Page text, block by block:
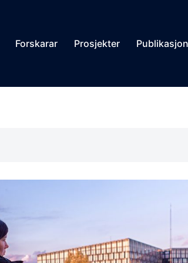
Forskarar Prosjekter